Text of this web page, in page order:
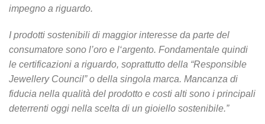
impegno a riguardo.
I prodotti sostenibili di maggior interesse da parte del
consumatore sono l’oro e l‘argento. Fondamentale quindi
le certificazioni a riguardo, soprattutto della “Responsible
Jewellery Council” o della singola marca. Mancanza di
fiducia nella qualità del prodotto e costi alti sono i principali
deterrenti oggi nella scelta di un gioiello sostenibile.”